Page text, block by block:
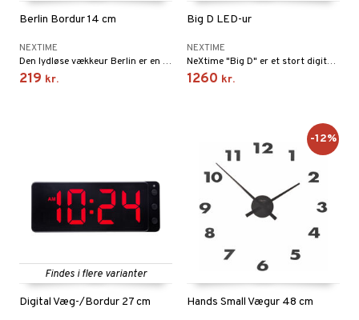
Berlin Bordur 14 cm
NEXTIME
Den lydløse vækkeur Berlin er en moderne og stilren design af Jette Scheib. Borduret har subtile detaljer i mat metalhus med matchende farvet urskive.
219 kr.
Big D LED-ur
NEXTIME
NeXtime "Big D" er et stort digitalt væg- og bordur. Uret har en sort plasthus, mens urskiven er lavet af glas med rød LED-belysning.
1260 kr.
Findes i flere varianter
Digital Væg-/Bordur 27 cm Hands Small Vægur 48 cm
-12%